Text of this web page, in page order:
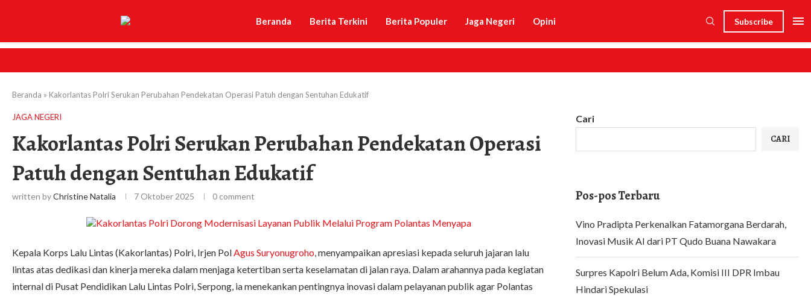
Beranda Berita Terkini Berita Populer Jaga Negeri Opini Subscribe
Beranda » Kakorlantas Polri Serukan Perubahan Pendekatan Operasi Patuh dengan Sentuhan Edukatif
JAGA NEGERI
Kakorlantas Polri Serukan Perubahan Pendekatan Operasi
Patuh dengan Sentuhan Edukatif
written byChristine Natalia 7 Oktober 2025 0 comment
Kepala Korps Lalu Lintas (Kakorlantas) Polri, Irjen PolAgus Suryonugroho, menyampaikan apresiasi kepada seluruh jajaran lalu
lintas atas dedikasi dan kinerja mereka dalam menjaga ketertiban serta keselamatan di jalan raya. Dalam arahannya pada kegiatan
internal di Pusat Pendidikan Lalu Lintas Polri, Serpong, ia menekankan pentingnya inovasi dalam pelayanan publik agar Polantas
Cari
CARI
Pos-pos Terbaru
Vino Pradipta Perkenalkan Fatamorgana Berdarah,
Inovasi Musik AI dari PT Qudo Buana Nawakara
Surpres Kapolri Belum Ada, Komisi III DPR Imbau
Hindari Spekulasi